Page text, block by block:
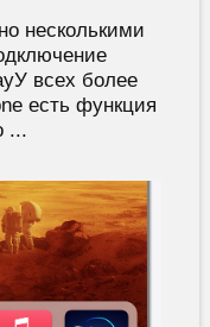
несколькими
всех более
есть функция
...